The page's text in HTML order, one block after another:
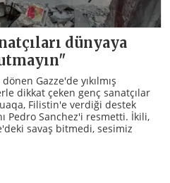
dünyaya
Gazze'de yıkılmış
dikkat çeken genç sanatçılar
Filistin'e verdiği destek
Pedro Sanchez'i resmetti. İkili,
savaş bitmedi, sesimiz